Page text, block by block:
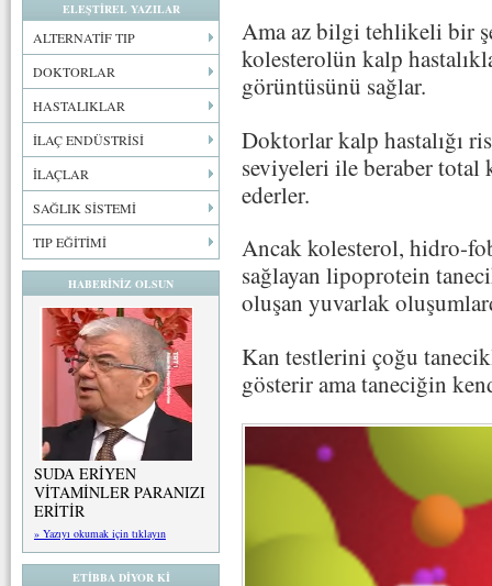
ELEŞTİREL YAZILAR
ALTERNATİF TIP
DOKTORLAR
HASTALIKLAR
İLAÇ ENDÜSTRİSİ
İLAÇLAR
SAĞLIK SİSTEMİ
TIP EĞİTİMİ
HABERİNİZ OLSUN
SUDA ERİYEN
VİTAMİNLER PARANIZI
ERİTİR
» Yazıyı okumak için tıklayın
ETİBBA DİYOR Kİ
Ama az bilgi tehlikeli bir
kolesterolün kalp
görüntüsünü sağlar.
Doktorlar kalp hastalığı
seviyeleri ile beraber
ederler.
Ancak kolesterol, hidro-
sağlayan lipoprotein
oluşan yuvarlak
Kan testlerini çoğu
gösterir ama taneciğin